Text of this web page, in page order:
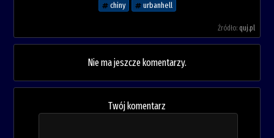
chiny urbanhell
Źródło: quj.pl
Nie ma jeszcze komentarzy.
Twój komentarz